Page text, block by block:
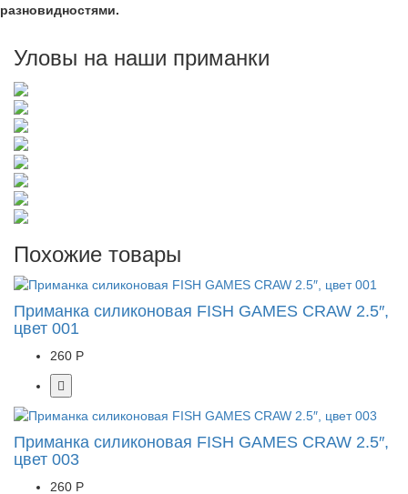
разновидностями.
Уловы на наши приманки
Похожие товары
Приманка силиконовая FISH GAMES CRAW 2.5″,
цвет 001
260 Р
Приманка силиконовая FISH GAMES CRAW 2.5″,
цвет 003
260 Р